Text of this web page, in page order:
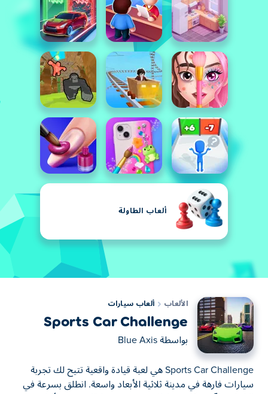
ألعاب الطاولة
الألعاب ألعاب سيارات
Sports Car Challenge
بواسطة Blue Axis
Sports Car Challenge هي لعبة قيادة واقعية تتيح لك تجربة
سيارات فارهة في مدينة ثلاثية الأبعاد واسعة. انطلق بسرعة في